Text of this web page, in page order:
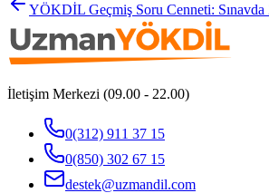
YÖKDİL Geçmiş Soru Cenneti: Sınavda
İletişim Merkezi (09.00 - 22.00)
0(312) 911 37 15
0(850) 302 67 15
destek@uzmandil.com